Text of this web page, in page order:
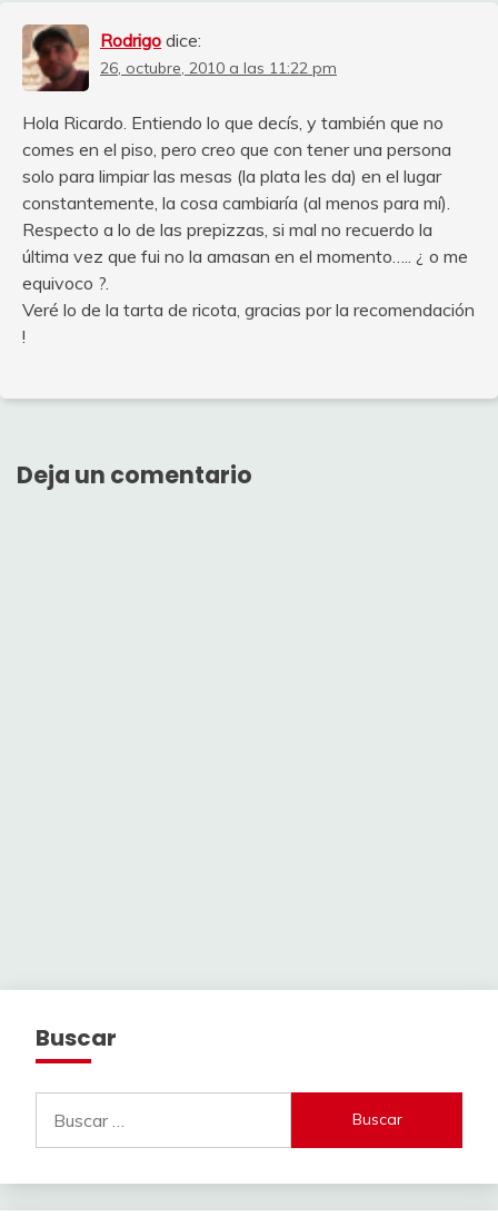
Rodrigo dice:
26, octubre, 2010 a las 11:22 pm
Hola Ricardo. Entiendo lo que decís, y también que no
comes en el piso, pero creo que con tener una persona
solo para limpiar las mesas (la plata les da) en el lugar
constantemente, la cosa cambiaría (al menos para mí).
Respecto a lo de las prepizzas, si mal no recuerdo la
última vez que fui no la amasan en el momento….. ¿ o me
equivoco ?.
Veré lo de la tarta de ricota, gracias por la recomendación
!
Deja un comentario
Buscar